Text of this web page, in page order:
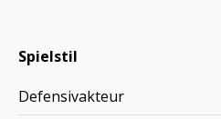
Spielstil
Defensivakteur